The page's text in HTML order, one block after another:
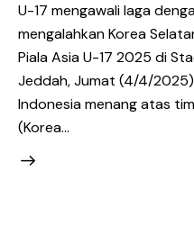
U-17 mengawali laga
mengalahkan Korea
Piala Asia U-17 2025 di
Jeddah, Jumat (4/4/2025)
Indonesia menang atas
(Korea…